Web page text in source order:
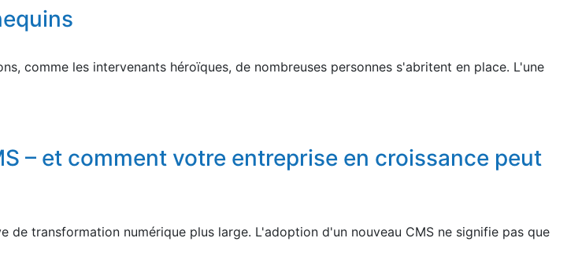
comme les intervenants héroïques, de nombreuses personnes s'abritent en place. L'une
– et comment votre entreprise en croissance peut
transformation numérique plus large. L'adoption d'un nouveau CMS ne signifie pas que